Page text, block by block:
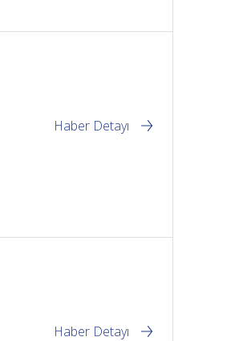
Haber Detayı
Haber Detayı